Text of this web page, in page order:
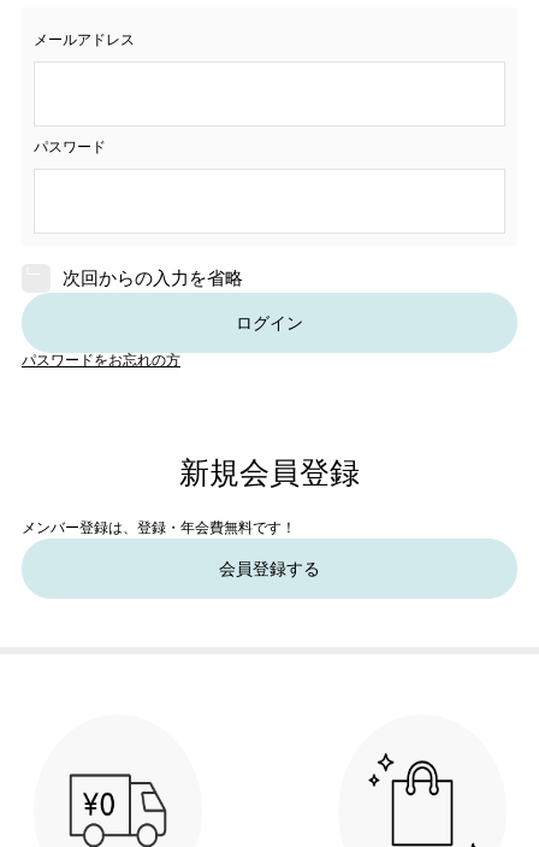
メールアドレス
パスワード
次回からの入力を省略
ログイン
パスワードをお忘れの方
新規会員登録
メンバー登録は、登録・年会費無料です！
会員登録する